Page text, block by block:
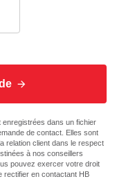
dans un fichier
de contact. Elles sont
relation client dans le respect
à nos conseillers
pouvez exercer votre droit
rectifier en contactant HB